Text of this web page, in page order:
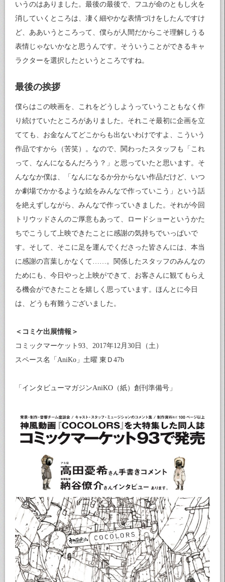
いうのはありました。最後の最後で、フユが命のともし火を
消していくところは、凄く細やかな表情づけをしたんですけ
ど、ああいうところって、僕らが人間だからこそ理解しうる
表情じゃないかなと思うんです。そういうことができるキャ
ラクターを選択したというところですね。
最後の挨拶
僕らはこの映画を、これをどうしようっていうこともなく作
り続けていたところがありました。それこそ最初に企画を立
てても、お金なんてどこからも出ないわけですよ、こういう
作品ですから（苦笑）。なので、関わったスタッフも「これ
って、なんになるんだろう？」と思っていたと思います。そ
んななか僕は、「なんになるか分からない作品だけど、いつ
か劇場でかかるような絵をみんなで作っていこう」という話
を絶えずしながら、みんなで作っていきました。それが今回
トリウッドさんのご厚意もあって、ロードショーというかた
ちでこうして上映できたことに感謝の気持ちでいっぱいで
す。そして、そこに足を運んでくださった皆さんには、本当
に感謝の言葉しかなくて……。関係したスタッフのみんなの
ためにも、今日やっと上映ができて、お客さんに観てもらえ
る機会ができたことを嬉しく思っています。ほんとに今日
は、どうも有難うございました。
＜コミケ出展情報＞
コミックマーケット93、2017年12月30日（土）
スペース名「AniKo」土曜 東Ｄ47b
「インタビューマガジンAniKO（紙）創刊準備号」